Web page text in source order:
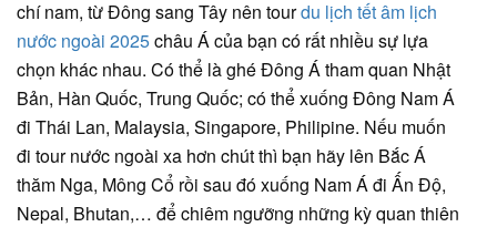
chí nam, từ Đông sang Tây nên tourdu lịch tết âm lịch
nước ngoài 2025châu Á của bạn có rất nhiều sự lựa
chọn khác nhau. Có thể là ghé Đông Á tham quan Nhật
Bản, Hàn Quốc, Trung Quốc; có thể xuống Đông Nam Á
đi Thái Lan, Malaysia, Singapore, Philipine. Nếu muốn
đi tour nước ngoài xa hơn chút thì bạn hãy lên Bắc Á
thăm Nga, Mông Cổ rồi sau đó xuống Nam Á đi Ấn Độ,
Nepal, Bhutan,… để chiêm ngưỡng những kỳ quan thiên